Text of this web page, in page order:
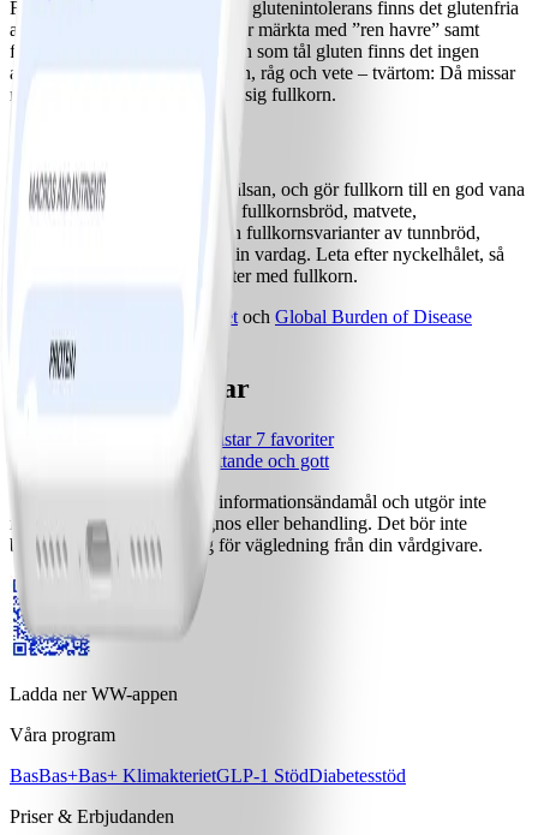
För den som har en konstaterad glutenintolerans finns det glutenfria
alternativ, till exempel produkter märkta med ”ren havre” samt
fullkornsris och quinoa. För den som tål gluten finns det ingen
anledning att ta bort havre, korn, råg och vete – tvärtom: Då missar
man viktiga möjligheter att få i sig fullkorn.
Ta små men viktiga steg för hälsan, och gör fullkorn till en god vana
för livet. Låt gärna havregryn, fullkornsbröd, matvete,
fullkornsbulgur, helt havre och fullkornsvarianter av tunnbröd,
knäckebröd och pasta ingå i din vardag. Leta efter nyckelhålet, så
blir det enkelt att hitta produkter med fullkorn.
Livsmedelsverket och Global Burden of Disease
(september 2022).
Relaterade artiklar
Njut av fullkorn, vi listar 7 favoriter
Fullkornspasta – mättande och gott
Detta innehåll är endast för informationsändamål och utgör inte
medicinsk rådgivning, diagnos eller behandling. Det bör inte
betraktas som en ersättning för vägledning från din vårdgivare.
Ladda ner WW-appen
Våra program
BasBas+Bas+ KlimakterietGLP-1 StödDiabetesstöd
Priser & Erbjudanden